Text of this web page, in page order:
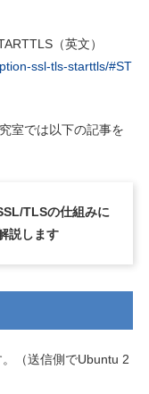
（英文）
ssl-tls-starttls/#ST
室では以下の記事を
TLSの仕組みに
説します
（送信側でUbuntu 2